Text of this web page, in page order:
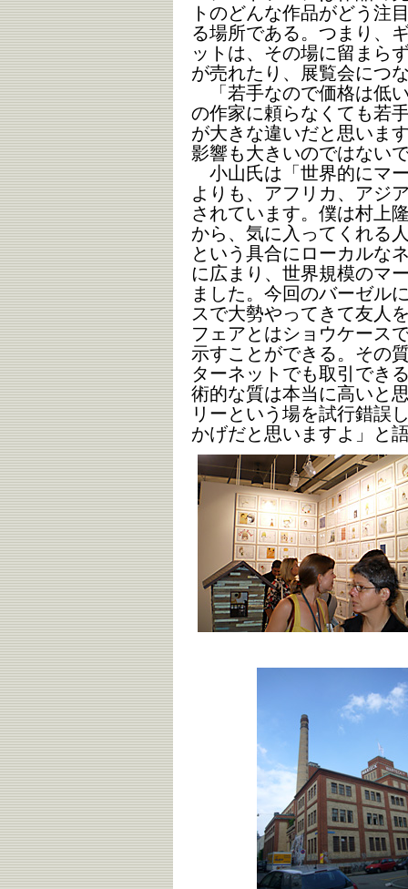
トのどんな作品がどう注
る場所である。つまり、
ットは、その場に留まら
が売れたり、展覧会につ
「若手なので価格は低
の作家に頼らなくても若
が大きな違いだと思いま
影響も大きいのではない
小山氏は「世界的にマ
よりも、アフリカ、アジ
されています。僕は村上
から、気に入ってくれる
という具合にローカルな
に広まり、世界規模のマ
ました。今回のバーゼル
スで大勢やってきて友人
フェアとはショウケース
示すことができる。その
ターネットでも取引でき
術的な質は本当に高いと
リーという場を試行錯誤
かげだと思いますよ」と